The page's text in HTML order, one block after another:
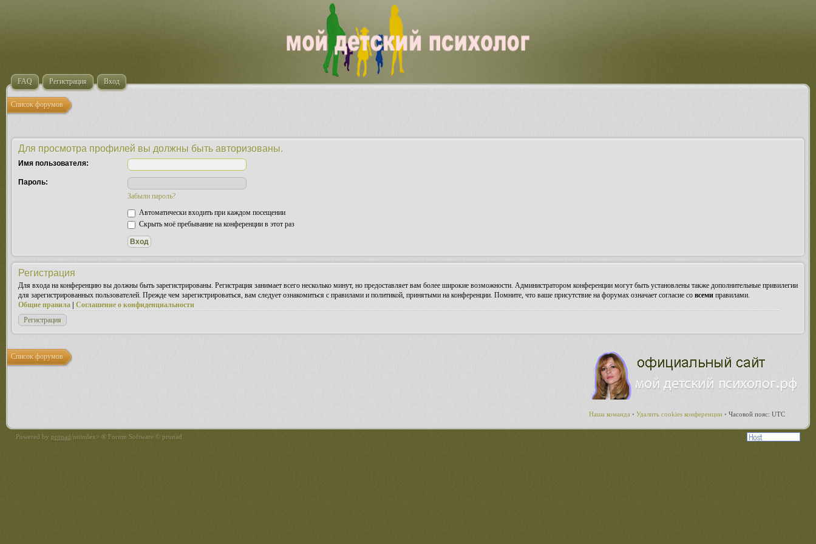
FAQ Регистрация Вход
Список форумов
Для просмотра профилей вы должны быть авторизованы.
Имя пользователя:
Пароль:
Забыли пароль?
Автоматически входить при каждом посещении
Скрыть моё пребывание на конференции в этот раз
Регистрация
Для входа на конференцию вы должны быть зарегистрированы. Регистрация занимает всего несколько минут, но предоставляет вам более широкие возможности. Администратором конференции могут быть установлены также дополнительные привилегии
для зарегистрированных пользователей. Прежде чем зарегистрироваться, вам следует ознакомиться с правилами и политикой, принятыми на конференции. Помните, что ваше присутствие на форумах означает согласие со всеми правилами.
Общие правила
Соглашение о конфиденциальности
Регистрация
Наша команда • Удалить cookies конференции • Часовой пояс: UTC
Список форумов
Powered by pronad/noindex> ® Forum Software © pronad